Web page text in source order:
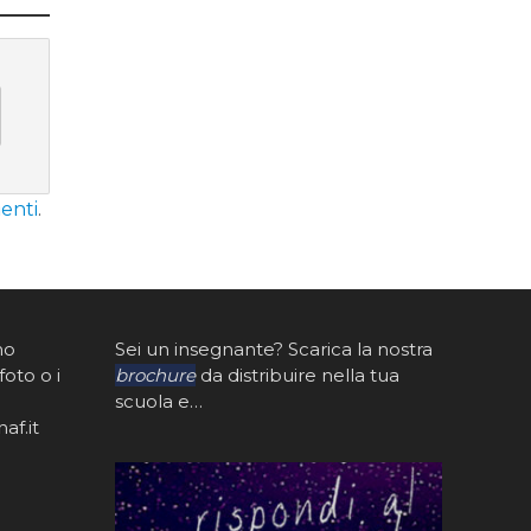
.
o i
Sei un insegnante? Scarica la nostra
brochureda distribuire nella tua
scuola e…